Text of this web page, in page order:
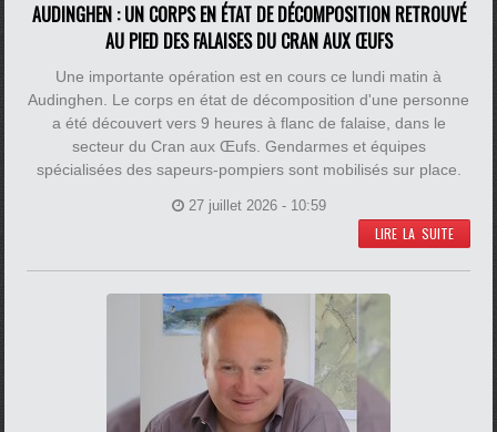
AUDINGHEN : UN CORPS EN ÉTAT DE DÉCOMPOSITION RETROUVÉ
AU PIED DES FALAISES DU CRAN AUX ŒUFS
Une importante opération est en cours ce lundi matin à
Audinghen. Le corps en état de décomposition d'une personne
a été découvert vers 9 heures à flanc de falaise, dans le
secteur du Cran aux Œufs. Gendarmes et équipes
spécialisées des sapeurs-pompiers sont mobilisés sur place.
27 juillet 2026 - 10:59
LIRE LA SUITE